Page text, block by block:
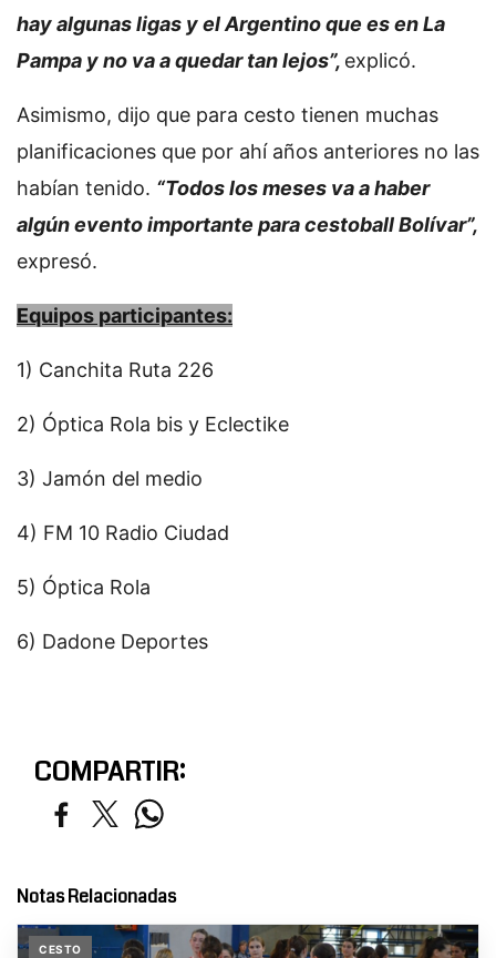
hay algunas ligas y el Argentino que es en La
Pampa y no va a quedar tan lejos”, explicó.
Asimismo, dijo que para cesto tienen muchas
planificaciones que por ahí años anteriores no las
habían tenido. “Todos los meses va a haber
algún evento importante para cestoball Bolívar”,
expresó.
Equipos participantes:
1) Canchita Ruta 226
2) Óptica Rola bis y Eclectike
3) Jamón del medio
4) FM 10 Radio Ciudad
5) Óptica Rola
6) Dadone Deportes
COMPARTIR:
Notas Relacionadas
CESTO